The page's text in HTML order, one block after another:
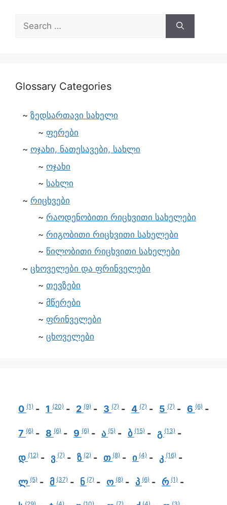
Glossary Categories
ზედსართავი სახელი
ფერები
ოჯახი, ნათესავები, სახლი
ოჯახი
სახლი
რიცხვები
რაოდენობითი რიცხვითი სახელები
რიგობითი რიცხვითი სახელები
წილობითი რიცხვითი სახელები
ცხოველები და ფრინველები
თევზები
მწერები
ფრინველები
ცხოველები
0 (1) 1 (20) 2 (9) 3 (7) 4 (7) 5 (7) 6 (6)
7 (6) 8 (6) 9 (6) ა (5) ბ (15) გ (13)
დ (12) ვ (7) ზ (2) თ (8) ი (4) კ (16)
ლ (5) მ (37) ნ (7) ო (8) პ (6) რ (1)
(29) (4) (10) (7) (4) (3)